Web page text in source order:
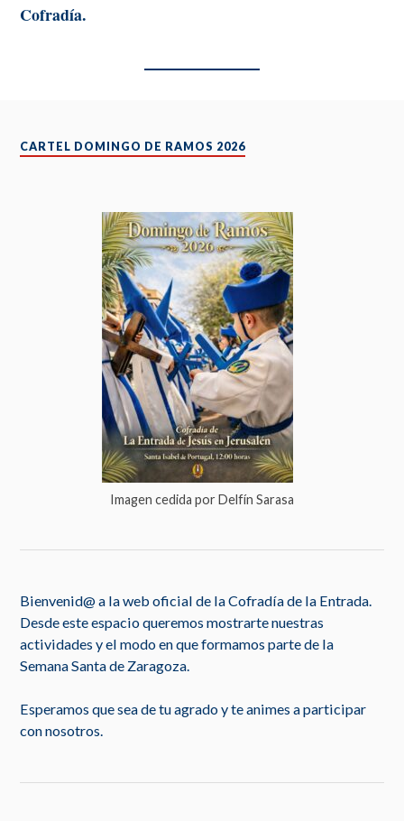
Cofradía.
CARTEL DOMINGO DE RAMOS 2026
Imagen cedida por Delfín Sarasa
Bienvenid@ a la web oficial de la Cofradía de la Entrada.
Desde este espacio queremos mostrarte nuestras
actividades y el modo en que formamos parte de la
Semana Santa de Zaragoza.
Esperamos que sea de tu agrado y te animes a participar
con nosotros.